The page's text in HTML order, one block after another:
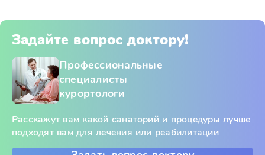
Задайте вопрос доктору!
Профессиональные
специалисты
курортологи
Расскажут вам какой санаторий и процедуры лучше
подходят вам для лечения или реабилитации